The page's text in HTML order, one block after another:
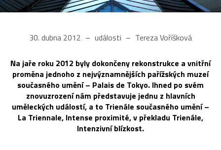
30. dubna 2012 události Tereza Voříšková
Na jaře roku 2012 byly dokončeny rekonstrukce a vnitřní
proměna jednoho z nejvýznamnějších pařížských muzeí
současného umění – Palais de Tokyo. Ihned po svém
znovuzrození nám představuje jednu z hlavních
uměleckých událostí, a to Trienále současného umění –
La Triennale, Intense proximité, v překladu Trienále,
Intenzivní blízkost.